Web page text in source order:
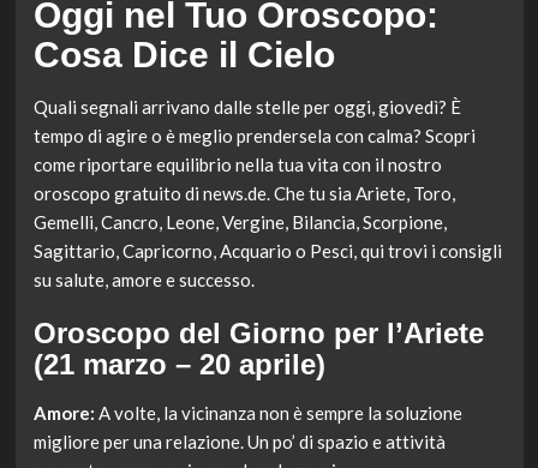
Oggi nel Tuo Oroscopo:
Cosa Dice il Cielo
Quali segnali arrivano dalle stelle per oggi, giovedì? È
tempo di agire o è meglio prendersela con calma? Scopri
come riportare equilibrio nella tua vita con il nostro
oroscopo gratuito di news.de. Che tu sia Ariete, Toro,
Gemelli, Cancro, Leone, Vergine, Bilancia, Scorpione,
Sagittario, Capricorno, Acquario o Pesci, qui trovi i consigli
su salute, amore e successo.
Oroscopo del Giorno per l’Ariete
(21 marzo – 20 aprile)
Amore: A volte, la vicinanza non è sempre la soluzione
migliore per una relazione. Un po’ di spazio e attività